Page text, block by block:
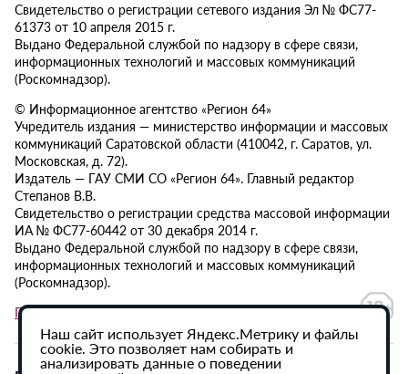
Свидетельство о регистрации сетевого издания Эл № ФС77-
61373 от 10 апреля 2015 г.
Выдано Федеральной службой по надзору в сфере связи,
информационных технологий и массовых коммуникаций
(Роскомнадзор).
© Информационное агентство «Регион 64»
Учредитель издания — министерство информации и массовых
коммуникаций Саратовской области (410042, г. Саратов, ул.
Московская, д. 72).
Издатель — ГАУ СМИ СО «Регион 64». Главный редактор
Степанов В.В.
Свидетельство о регистрации средства массовой информации
ИА № ФС77-60442 от 30 декабря 2014 г.
Выдано Федеральной службой по надзору в сфере связи,
информационных технологий и массовых коммуникаций
(Роскомнадзор).
Политика в отношении обработки персональных данных
Наш сайт использует Яндекс.Метрику и файлы
cookie. Это позволяет нам собирать и
анализировать данные о поведении